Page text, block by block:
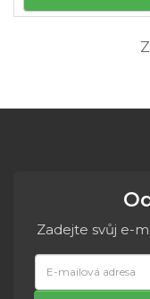
Zadejte svůj e-